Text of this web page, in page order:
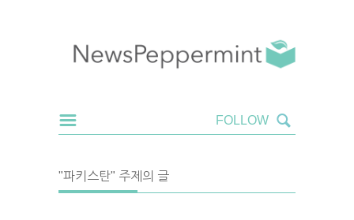
"파키스탄" 주제의 글